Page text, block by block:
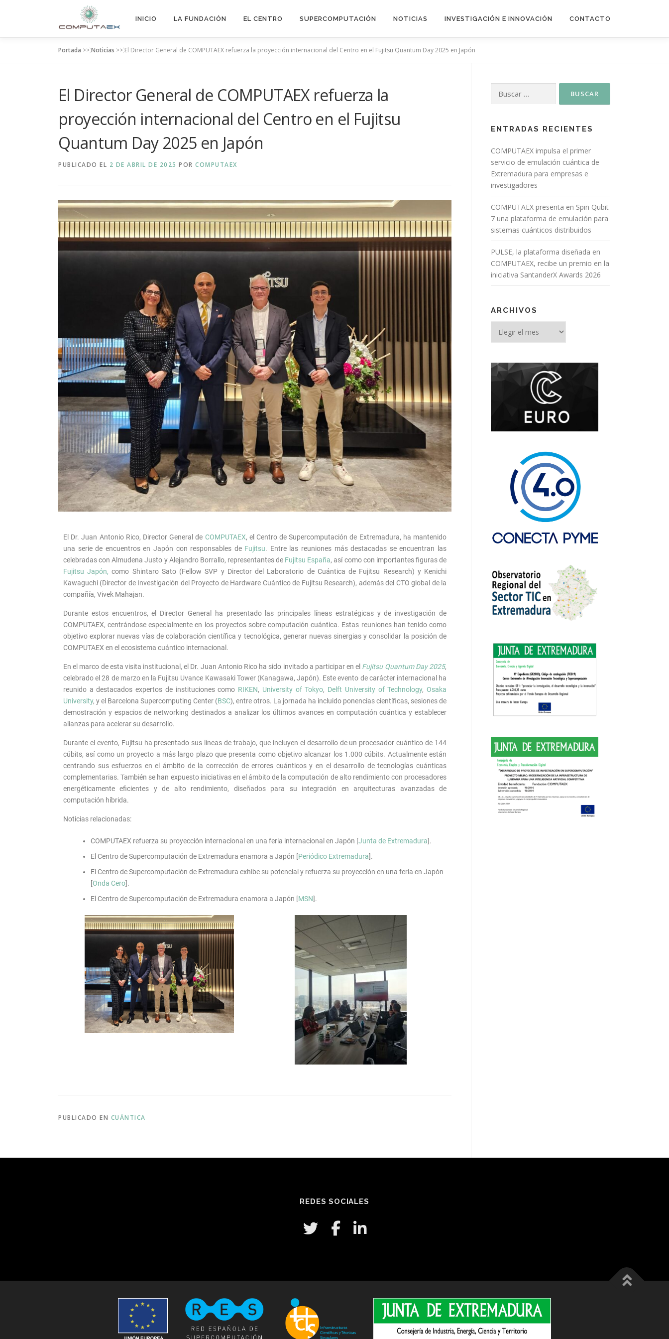
INICIO LA FUNDACIÓN EL CENTRO SUPERCOMPUTACIÓN NOTICIAS INVESTIGACIÓN E INNOVACIÓN CONTACTO
Portada >>Noticias >>El Director General de COMPUTAEX refuerza la proyección internacional del Centro en el Fujitsu Quantum Day 2025 en Japón
El Director General de COMPUTAEX refuerza la
proyección internacional del Centro en el Fujitsu
Quantum Day 2025 en Japón
PUBLICADO EL 2 DE ABRIL DE 2025 POR COMPUTAEX
El Dr. Juan Antonio Rico, Director General de COMPUTAEX, el Centro de Supercomputación de Extremadura, ha mantenido
una serie de encuentros en Japón con responsables de Fujitsu. Entre las reuniones más destacadas se encuentran las
celebradas con Almudena Justo y Alejandro Borrallo, representantes de Fujitsu España, así como con importantes figuras de
Fujitsu Japón, como Shintaro Sato (Fellow SVP y Director del Laboratorio de Cuántica de Fujitsu Research) y Kenichi
Kawaguchi (Director de Investigación del Proyecto de Hardware Cuántico de Fujitsu Research), además del CTO global de la
compañía, Vivek Mahajan.
Durante estos encuentros, el Director General ha presentado las principales líneas estratégicas y de investigación de
COMPUTAEX, centrándose especialmente en los proyectos sobre computación cuántica. Estas reuniones han tenido como
objetivo explorar nuevas vías de colaboración científica y tecnológica, generar nuevas sinergias y consolidar la posición de
COMPUTAEX en el ecosistema cuántico internacional.
En el marco de esta visita institucional, el Dr. Juan Antonio Rico ha sido invitado a participar en el Fujitsu Quantum Day 2025,
celebrado el 28 de marzo en la Fujitsu Uvance Kawasaki Tower (Kanagawa, Japón). Este evento de carácter internacional ha
reunido a destacados expertos de instituciones como RIKEN, University of Tokyo, Delft University of Technology,Osaka
University, y el Barcelona Supercomputing Center (BSC), entre otros. La jornada ha incluido ponencias científicas, sesiones de
demostración y espacios de networking destinados a analizar los últimos avances en computación cuántica y establecer
alianzas para acelerar su desarrollo.
Durante el evento, Fujitsu ha presentado sus líneas de trabajo, que incluyen el desarrollo de un procesador cuántico de 144
cúbits, así como un proyecto a más largo plazo que presenta como objetivo alcanzar los 1.000 cúbits. Actualmente están
centrando sus esfuerzos en el ámbito de la corrección de errores cuánticos y en el desarrollo de tecnologías cuánticas
complementarias. También se han expuesto iniciativas en el ámbito de la computación de alto rendimiento con procesadores
energéticamente eficientes y de alto rendimiento, diseñados para su integración en arquitecturas avanzadas de
computación híbrida.
Noticias relacionadas:
COMPUTAEX refuerza su proyección internacional en una feria internacional en Japón [Junta de Extremadura].
El Centro de Supercomputación de Extremadura enamora a Japón [Periódico Extremadura].
El Centro de Supercomputación de Extremadura exhibe su potencial y refuerza su proyección en una feria en Japón
[Onda Cero].
El Centro de Supercomputación de Extremadura enamora a Japón [MSN].
PUBLICADO EN CUÁNTICA
ENTRADAS RECIENTES
COMPUTAEX impulsa el primer
servicio de emulación cuántica de
Extremadura para empresas e
investigadores
COMPUTAEX presenta en Spin Qubit
7 una plataforma de emulación para
sistemas cuánticos distribuidos
PULSE, la plataforma diseñada en
COMPUTAEX, recibe un premio en la
iniciativa SantanderX Awards 2026
ARCHIVOS
REDES SOCIALES